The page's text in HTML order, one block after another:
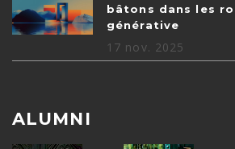
bâtons dans les
générative
17 nov. 2025
ALUMNI